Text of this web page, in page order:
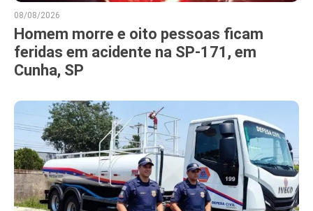
08/08/2026
Homem morre e oito pessoas ficam
feridas em acidente na SP-171, em
Cunha, SP